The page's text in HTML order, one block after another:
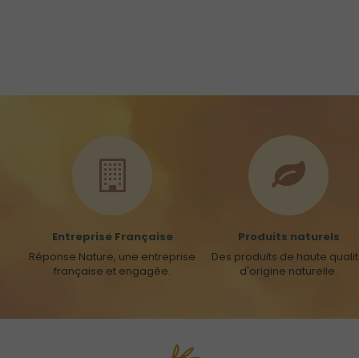
Entreprise Française
Réponse Nature, une entreprise
française et engagée.
Produits naturels
Des produits de haute
d'origine naturelle.